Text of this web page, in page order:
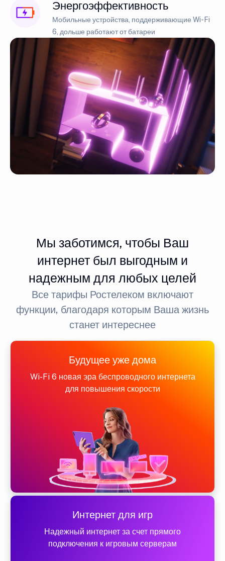
Энергоэффективность
Мобильные устройства, поддерживающие Wi-Fi
6, дольше работают от батареи
Мы заботимся, чтобы Ваш
интернет был выгодным и
надежным для любых целей
Все тарифы Ростелеком включают
функции, благодаря которым Ваша жизнь
станет интереснее
Будущее уже дома
Wi-Fi 6 новая эра беспроводного интернета
для повышения скорости
Интернет для игр
Надежный интернет за счет прямого
подключения к игровым серверам